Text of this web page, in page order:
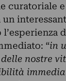
curatoriale
“in
nostre